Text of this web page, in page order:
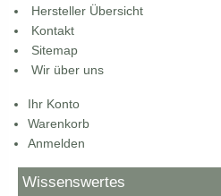
Hersteller Übersicht
Kontakt
Sitemap
Wir über uns
Ihr Konto
Warenkorb
Anmelden
Wissenswertes